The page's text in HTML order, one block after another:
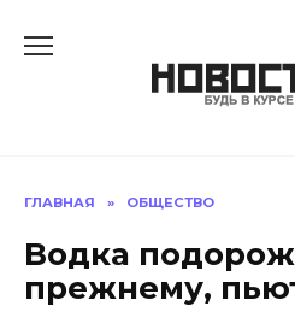
ГЛАВНАЯ » ОБЩЕСТВО
Водка
прежнему,